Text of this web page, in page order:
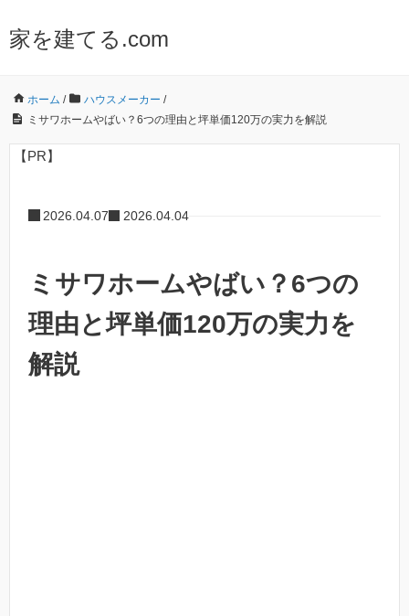
家を建てる.com
ホーム / ハウスメーカー /
ミサワホームやばい？6つの理由と坪単価120万の実力を解説
【PR】
2026.04.07 2026.04.04
ミサワホームやばい？6つの
理由と坪単価120万の実力を
解説